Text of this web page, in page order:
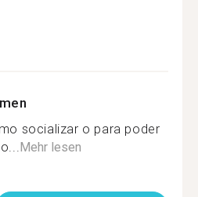
socializar o para poder
Mehr lesen